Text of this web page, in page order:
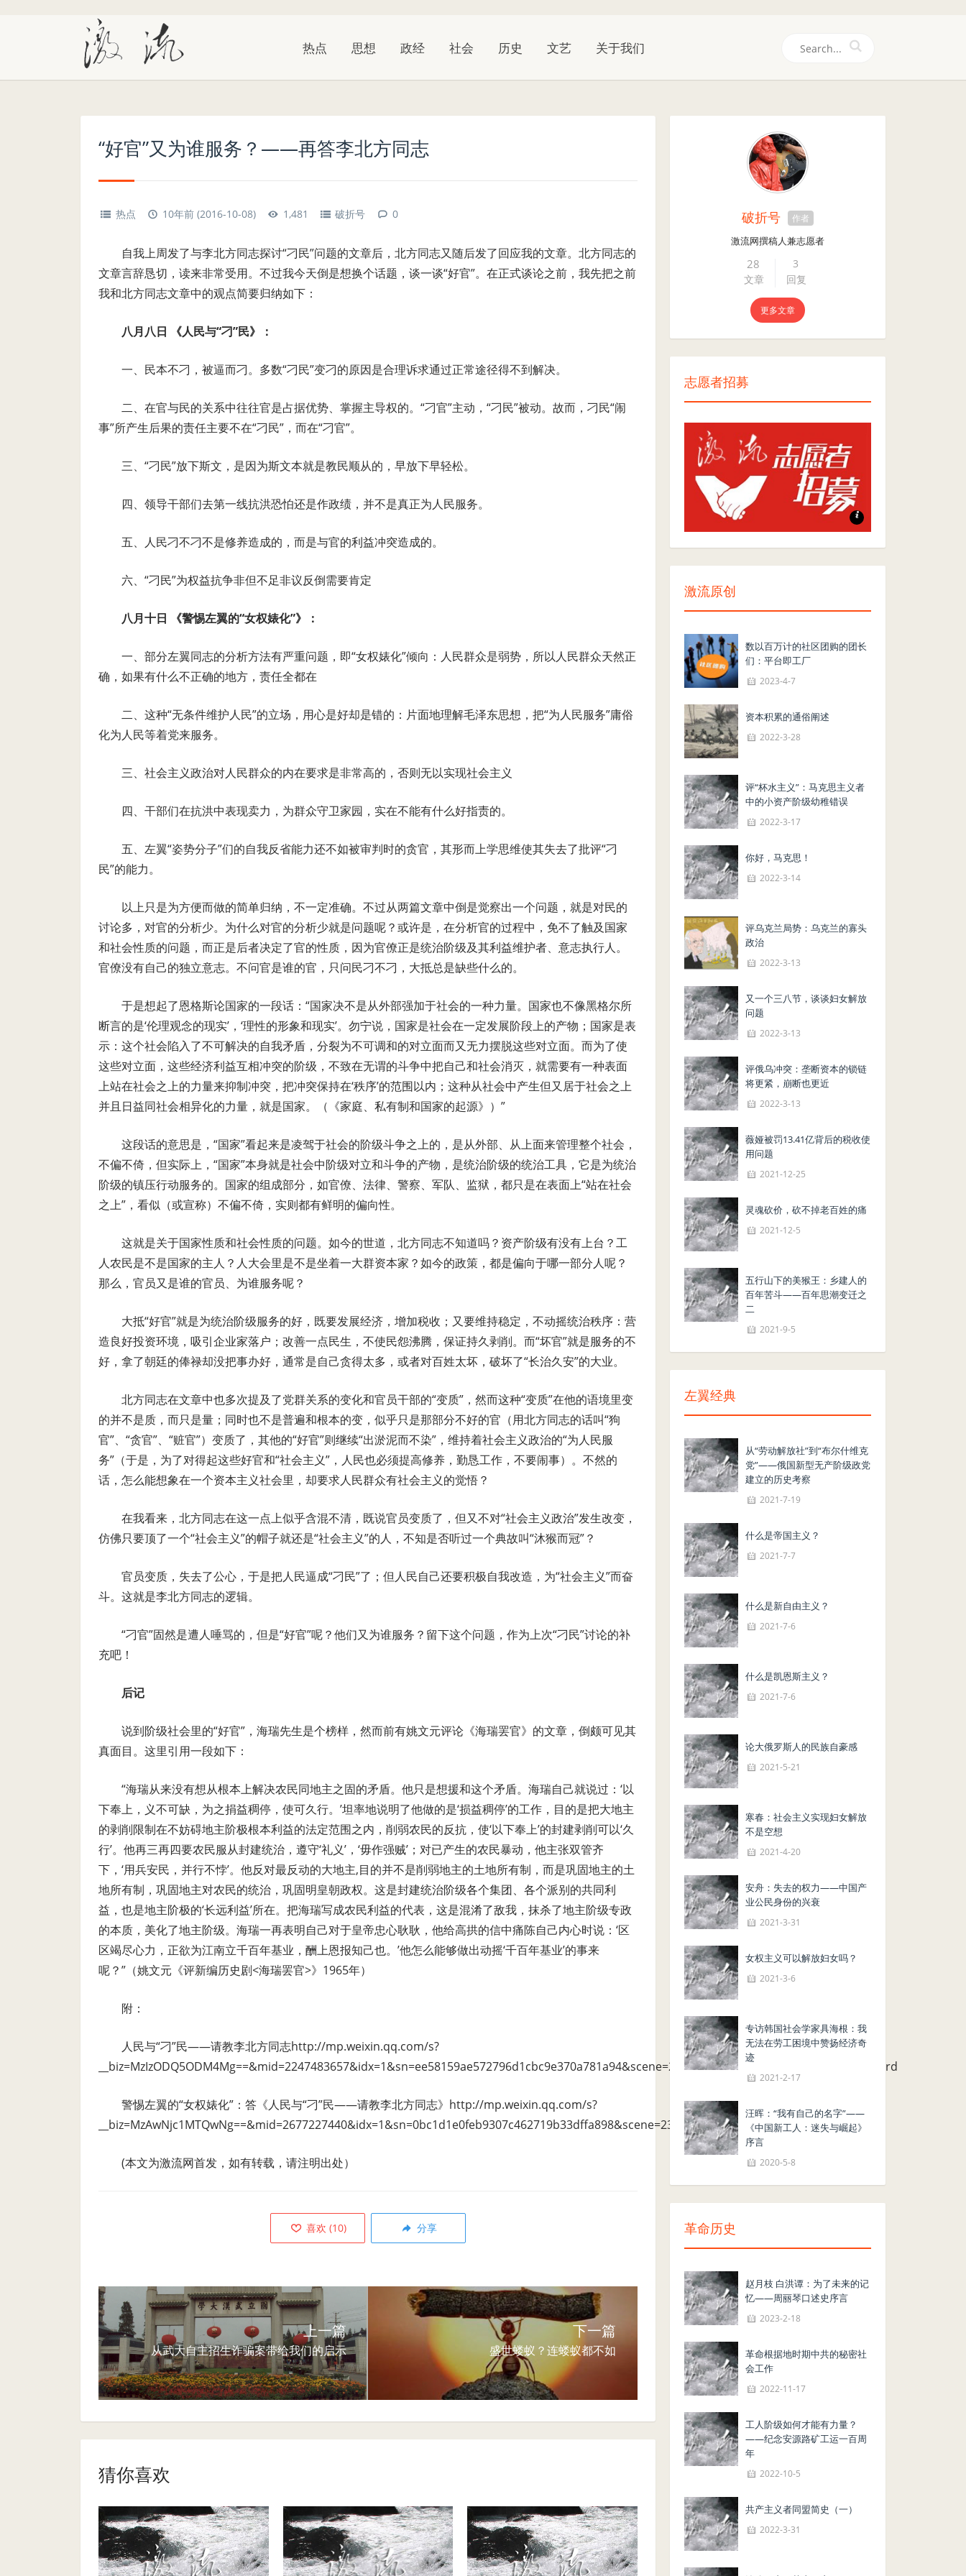
热点 思想 政经 社会 历史 文艺 关于我们
“好官”又为谁服务？——再答李北方同志
热点 10年前 (2016-10-08) 1,481 破折号 0
自我上周发了与李北方同志探讨“刁民”问题的文章后，北方同志又随后发了回应我的文章。北方同志的
文章言辞恳切，读来非常受用。不过我今天倒是想换个话题，谈一谈“好官”。在正式谈论之前，我先把之前
我和北方同志文章中的观点简要归纳如下：
八月八日 《人民与“刁”民》：
一、民本不刁，被逼而刁。多数“刁民”变刁的原因是合理诉求通过正常途径得不到解决。
二、在官与民的关系中往往官是占据优势、掌握主导权的。“刁官”主动，“刁民”被动。故而，刁民“闹
事”所产生后果的责任主要不在“刁民”，而在“刁官”。
三、“刁民”放下斯文，是因为斯文本就是教民顺从的，早放下早轻松。
四、领导干部们去第一线抗洪恐怕还是作政绩，并不是真正为人民服务。
五、人民刁不刁不是修养造成的，而是与官的利益冲突造成的。
六、“刁民”为权益抗争非但不足非议反倒需要肯定
八月十日 《警惕左翼的“女权婊化”》：
一、部分左翼同志的分析方法有严重问题，即“女权婊化”倾向：人民群众是弱势，所以人民群众天然正
确，如果有什么不正确的地方，责任全都在
二、这种“无条件维护人民”的立场，用心是好却是错的：片面地理解毛泽东思想，把“为人民服务”庸俗
化为人民等着党来服务。
三、社会主义政治对人民群众的内在要求是非常高的，否则无以实现社会主义
四、干部们在抗洪中表现卖力，为群众守卫家园，实在不能有什么好指责的。
五、左翼“姿势分子”们的自我反省能力还不如被审判时的贪官，其形而上学思维使其失去了批评“刁
民”的能力。
以上只是为方便而做的简单归纳，不一定准确。不过从两篇文章中倒是觉察出一个问题，就是对民的
讨论多，对官的分析少。为什么对官的分析少就是问题呢？或许是，在分析官的过程中，免不了触及国家
和社会性质的问题，而正是后者决定了官的性质，因为官僚正是统治阶级及其利益维护者、意志执行人。
官僚没有自己的独立意志。不问官是谁的官，只问民刁不刁，大抵总是缺些什么的。
于是想起了恩格斯论国家的一段话：“国家决不是从外部强加于社会的一种力量。国家也不像黑格尔所
断言的是‘伦理观念的现实’，‘理性的形象和现实’。勿宁说，国家是社会在一定发展阶段上的产物；国家是表
示：这个社会陷入了不可解决的自我矛盾，分裂为不可调和的对立面而又无力摆脱这些对立面。而为了使
这些对立面，这些经济利益互相冲突的阶级，不致在无谓的斗争中把自己和社会消灭，就需要有一种表面
上站在社会之上的力量来抑制冲突，把冲突保持在‘秩序’的范围以内；这种从社会中产生但又居于社会之上
并且日益同社会相异化的力量，就是国家。（《家庭、私有制和国家的起源》）”
这段话的意思是，“国家”看起来是凌驾于社会的阶级斗争之上的，是从外部、从上面来管理整个社会，
不偏不倚，但实际上，“国家”本身就是社会中阶级对立和斗争的产物，是统治阶级的统治工具，它是为统治
阶级的镇压行动服务的。国家的组成部分，如官僚、法律、警察、军队、监狱，都只是在表面上“站在社会
之上”，看似（或宣称）不偏不倚，实则都有鲜明的偏向性。
这就是关于国家性质和社会性质的问题。如今的世道，北方同志不知道吗？资产阶级有没有上台？工
人农民是不是国家的主人？人大会里是不是坐着一大群资本家？如今的政策，都是偏向于哪一部分人呢？
那么，官员又是谁的官员、为谁服务呢？
大抵“好官”就是为统治阶级服务的好，既要发展经济，增加税收；又要维持稳定，不动摇统治秩序：营
造良好投资环境，吸引企业家落户；改善一点民生，不使民怨沸腾，保证持久剥削。而“坏官”就是服务的不
好，拿了朝廷的俸禄却没把事办好，通常是自己贪得太多，或者对百姓太坏，破坏了“长治久安”的大业。
北方同志在文章中也多次提及了党群关系的变化和官员干部的“变质”，然而这种“变质”在他的语境里变
的并不是质，而只是量；同时也不是普遍和根本的变，似乎只是那部分不好的官（用北方同志的话叫“狗
官”、“贪官”、“赃官”）变质了，其他的“好官”则继续“出淤泥而不染”，维持着社会主义政治的“为人民服
务”（于是，为了对得起这些好官和“社会主义”，人民也必须提高修养，勤恳工作，不要闹事）。不然的
话，怎么能想象在一个资本主义社会里，却要求人民群众有社会主义的觉悟？
在我看来，北方同志在这一点上似乎含混不清，既说官员变质了，但又不对“社会主义政治”发生改变，
仿佛只要顶了一个“社会主义”的帽子就还是“社会主义”的人，不知是否听过一个典故叫“沐猴而冠”？
官员变质，失去了公心，于是把人民逼成“刁民”了；但人民自己还要积极自我改造，为“社会主义”而奋
斗。这就是李北方同志的逻辑。
“刁官”固然是遭人唾骂的，但是“好官”呢？他们又为谁服务？留下这个问题，作为上次“刁民”讨论的补
充吧！
后记
说到阶级社会里的“好官”，海瑞先生是个榜样，然而前有姚文元评论《海瑞罢官》的文章，倒颇可见其
真面目。这里引用一段如下：
“海瑞从来没有想从根本上解决农民同地主之固的矛盾。他只是想援和这个矛盾。海瑞自己就说过：‘以
下奉上，义不可缺，为之捐益稠停，使可久行。’坦率地说明了他做的是‘损益稠停’的工作，目的是把大地主
的剥削限制在不妨碍地主阶极根本利益的法定范围之内，削弱农民的反抗，使‘以下奉上’的封建剥削可以‘久
行’。他再三再四要农民服从封建统治，遵守‘礼义’，‘毋作强贼’；对已产生的农民暴动，他主张双管齐
下，‘用兵安民，并行不悖’。他反对最反动的大地主,目的并不是削弱地主的土地所有制，而是巩固地主的土
地所有制，巩固地主对农民的统治，巩固明皇朝政权。这是封建统治阶级各个集团、各个派别的共同利
益，也是地主阶极的‘长远利益’所在。把海瑞写成农民利益的代表，这是混淆了敌我，抹杀了地主阶级专政
的本质，美化了地主阶级。海瑞一再表明自己对于皇帝忠心耿耿，他给高拱的信中痛陈自己内心时说：‘区
区竭尽心力，正欲为江南立千百年基业，酬上恩报知己也。’他怎么能够做出动摇‘千百年基业’的事来
呢？”（姚文元《评新编历史剧<海瑞罢官>》1965年）
附：
人民与“刁”民——请教李北方同志http://mp.weixin.qq.com/s?
__biz=MzIzODQ5ODM4Mg==&mid=2247483657&idx=1&sn=ee58159ae572796d1cbc9e370a781a94&scene=23&srcid=0816v8tQsvInLAQHpZDuvdf3#rd
警惕左翼的“女权婊化”：答《人民与“刁”民——请教李北方同志》 http://mp.weixin.qq.com/s?
__biz=MzAwNjc1MTQwNg==&mid=2677227440&idx=1&sn=0bc1d1e0feb9307c462719b33dffa898&scene=23&srcid=0815SCQC0sXqhZrPvAqM4Lqd
(本文为激流网首发，如有转载，请注明出处）
喜欢 (10) 分享
上一篇
从武大自主招生诈骗案带给我们的启示
下一篇
盛世蝼蚁？连蝼蚁都不如
猜你喜欢
破折号 作者
激流网撰稿人兼志愿者
28
文章
3
回复
更多文章
志愿者招募
志愿者招募
激流原创
数以百万计的社区团购的团长
们：平台即工厂
2023-4-7
资本积累的通俗阐述
2022-3-28
评“杯水主义”：马克思主义者
中的小资产阶级幼稚错误
2022-3-17
你好，马克思！
2022-3-14
评乌克兰局势：乌克兰的寡头
政治
2022-3-13
又一个三八节，谈谈妇女解放
问题
2022-3-13
评俄乌冲突：垄断资本的锁链
将更紧，崩断也更近
2022-3-13
薇娅被罚13.41亿背后的税收使
用问题
2021-12-25
灵魂砍价，砍不掉老百姓的痛
2021-12-5
五行山下的美猴王：乡建人的
百年苦斗——百年思潮变迁之
二
2021-9-5
左翼经典
从“劳动解放社”到“布尔什维克
党”——俄国新型无产阶级政党
建立的历史考察
2021-7-19
什么是帝国主义？
2021-7-7
什么是新自由主义？
2021-7-6
什么是凯恩斯主义？
2021-7-6
论大俄罗斯人的民族自豪感
2021-5-21
寒春：社会主义实现妇女解放
不是空想
2021-4-20
安舟：失去的权力——中国产
业公民身份的兴衰
2021-3-31
女权主义可以解放妇女吗？
2021-3-6
专访韩国社会学家具海根：我
无法在劳工困境中赞扬经济奇
迹
2021-2-17
汪晖：“我有自己的名字”——
《中国新工人：迷失与崛起》
序言
2020-5-8
革命历史
赵月枝 白洪谭：为了未来的记
忆——周丽琴口述史序言
2023-2-18
革命根据地时期中共的秘密社
会工作
2022-11-17
工人阶级如何才能有力量？
——纪念安源路矿工运一百周
年
2022-10-5
共产主义者同盟简史（一）
2022-3-31